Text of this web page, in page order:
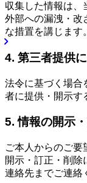
収集した情報は、
外部への漏洩・改
な措置を講じます。
4. 第三者提供
法令に基づく場合
者に提供・開示す
5. 情報の開示
ご本人からのご要
開示・訂正・削除
連絡先までご連絡